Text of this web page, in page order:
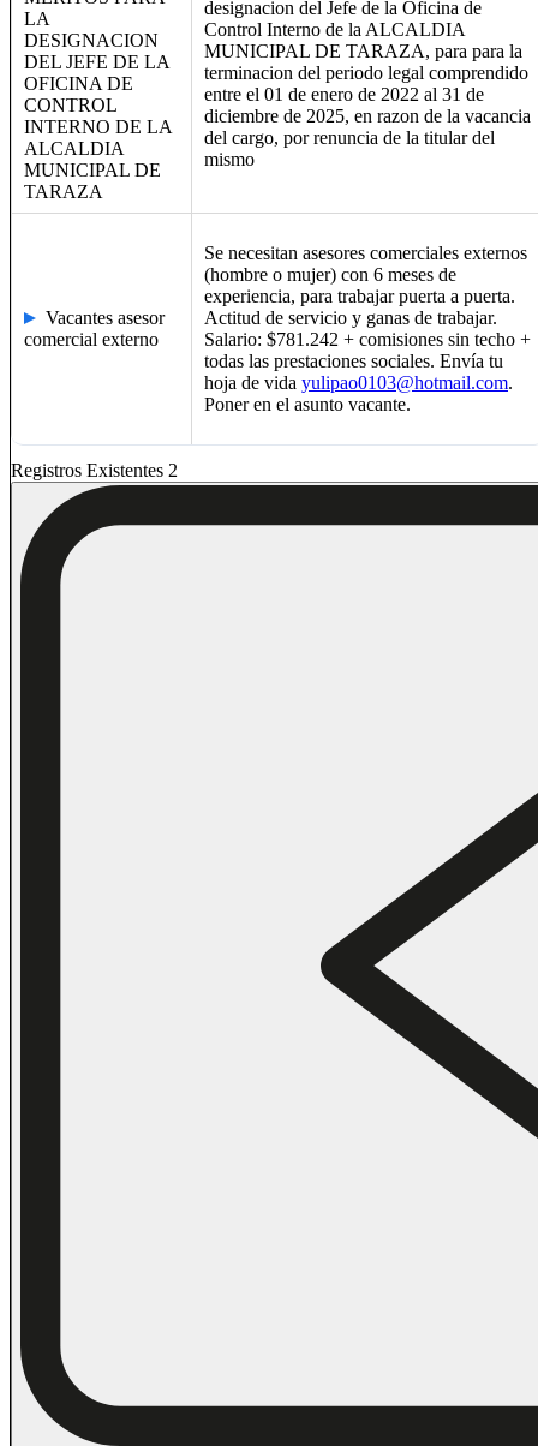
LA
DESIGNACION
DEL JEFE DE LA
OFICINA DE
CONTROL
INTERNO DE LA
ALCALDIA
MUNICIPAL DE
TARAZA
designacion del Jefe de la Oficina de
Control Interno de la ALCALDIA
MUNICIPAL DE TARAZA, para para la
terminacion del periodo legal comprendido
entre el 01 de enero de 2022 al 31 de
diciembre de 2025, en razon de la vacancia
del cargo, por renuncia de la titular del
mismo​
Vacantes asesor
comercial externo
​Se necesitan asesores comerciales externos
(hombre o mujer) con 6 meses de
experiencia, para trabajar puerta a puerta.
Actitud de servicio y ganas de trabajar. ​
Salario: $781.242 + comisiones sin techo +
todas las prestaciones sociales. Envía tu
hoja de vida yulipao0103@hotmail.com.
Poner en el asunto vacante. ​​
Registros Existentes 2